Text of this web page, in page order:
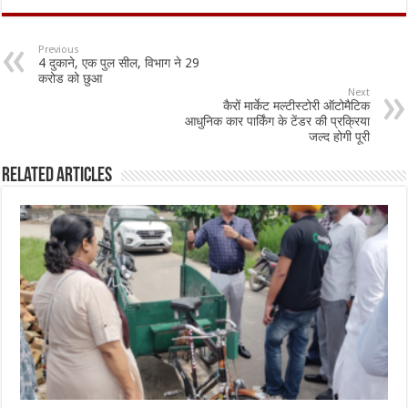
e
b
o
at
p
ai ar
Previous
4 दुकाने, एक पुल सील, विभाग ने 29
करोड को छुआ
Next
कैरों मार्केट मल्टीस्टोरी ऑटोमैटिक
आधुनिक कार पार्किंग के टेंडर की प्रक्रिया
जल्द होगी पूरी
Related Articles